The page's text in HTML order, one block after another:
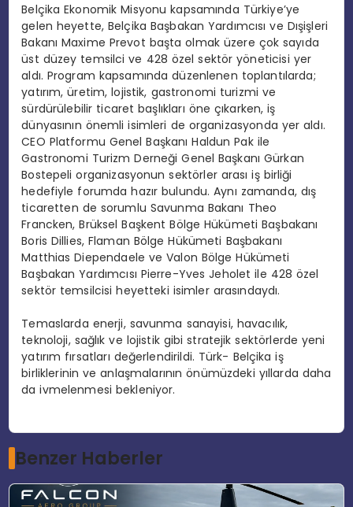
Belçika Ekonomik Misyonu kapsamında Türkiye’ye
gelen heyette, Belçika Başbakan Yardımcısı ve Dışişleri
Bakanı Maxime Prevot başta olmak üzere çok sayıda
üst düzey temsilci ve 428 özel sektör yöneticisi yer
aldı. Program kapsamında düzenlenen toplantılarda;
yatırım, üretim, lojistik, gastronomi turizmi ve
sürdürülebilir ticaret başlıkları öne çıkarken, iş
dünyasının önemli isimleri de organizasyonda yer aldı.
CEO Platformu Genel Başkanı Haldun Pak ile
Gastronomi Turizm Derneği Genel Başkanı Gürkan
Bostepeli organizasyonun sektörler arası iş birliği
hedefiyle forumda hazır bulundu. Aynı zamanda, dış
ticaretten de sorumlu Savunma Bakanı Theo
Francken, Brüksel Başkent Bölge Hükümeti Başbakanı
Boris Dillies, Flaman Bölge Hükümeti Başbakanı
Matthias Diependaele ve Valon Bölge Hükümeti
Başbakan Yardımcısı Pierre-Yves Jeholet ile 428 özel
sektör temsilcisi heyetteki isimler arasındaydı.
Temaslarda enerji, savunma sanayisi, havacılık,
teknoloji, sağlık ve lojistik gibi stratejik sektörlerde yeni
yatırım fırsatları değerlendirildi. Türk- Belçika iş
birliklerinin ve anlaşmalarının önümüzdeki yıllarda daha
da ivmelenmesi bekleniyor.
Benzer Haberler